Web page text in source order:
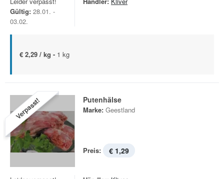
Gültig: 28.01. -
03.02.
€ 2,29 / kg - 1 kg
Verpasst! Putenhälse
Marke: Geestland
Preis: € 1,29